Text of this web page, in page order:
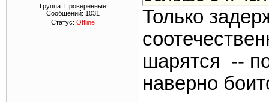
Группа: Проверенные
Сообщений: 1031
Статус: Offline
Только
шарятся --
наверно